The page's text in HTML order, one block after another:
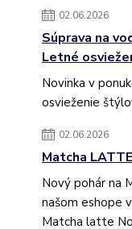
02.06.2026
Súprava na
Letné
Novinka v
osvieženie
02.06.2026
Matcha
Nový pohár na
našom eshope
Matcha latte